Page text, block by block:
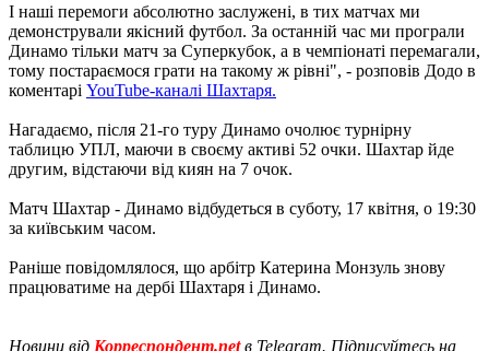
І наші перемоги абсолютно заслужені, в тих матчах ми
демонстрували якісний футбол. За останній час ми програли
Динамо тільки матч за Суперкубок, а в чемпіонаті перемагали,
тому постараємося грати на такому ж рівні", - розповів Додо в
коментарі YouTube-каналі Шахтаря.
Нагадаємо, після 21-го туру Динамо очолює турнірну
таблицю УПЛ, маючи в своєму активі 52 очки. Шахтар йде
другим, відстаючи від киян на 7 очок.
Матч Шахтар - Динамо відбудеться в суботу, 17 квітня, о 19:30
за київським часом.
Раніше повідомлялося, що арбітр Катерина Монзуль знову
працюватиме на дербі Шахтаря і Динамо.
Новини від Корреспондент.netв Telegram. Підписуйтесь на